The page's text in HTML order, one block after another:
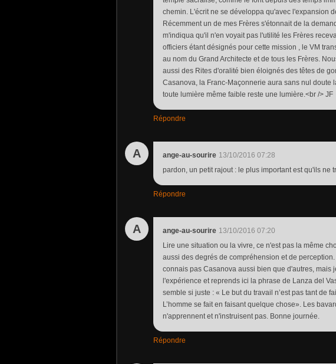
chemin. L'écrit ne se développa qu'avec l'expansion
Récemment un de mes Frères s'étonnait de la
m'indiqua qu'il n'en voyait pas l'utilité les Frères
officiers étant désignés pour cette mission , le VM
au nom du Grand Architecte et de tous les Frères.
aussi des Rites d'oralité bien éloignés des têtes de
Casanova, la Franc-Maçonnerie aura sans nul doute
toute lumière même faible reste une lumière.<br /> JF
Répondre
A ange-au-sourire 13/10/2016 07:28
pardon, un petit rajout : le plus important est qu'ils ne
Répondre
A ange-au-sourire 13/10/2016 07:20
Lire une situation ou la vivre, ce n'est pas la même
aussi des degrés de compréhension et de
connais pas Casanova aussi bien que d'autres, mais
l'expérience et reprends ici la phrase de Lanza del
semble si juste : « Le but du travail n’est pas tant de
L’homme se fait en faisant quelque chose». Les
n'apprennent et n'instruisent pas. Bonne journée.
Répondre